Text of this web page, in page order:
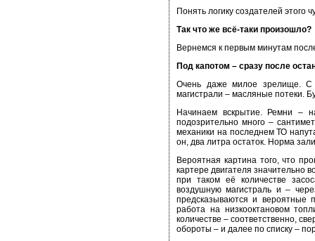
Понять логику создателей этого
Так что же всё-таки произошло?
Вернемся к первым минутам
Под капотом – сразу после
Очень даже милое зрелище. С
магистрали – масляные потеки.
Начинаем вскрытие. Ремни –
подозрительно много –
механики на последнем ТО
он, два литра остаток. Норма
Вероятная картина того, что
картере двигателя значительно
при таком её количестве
воздушную магистраль и –
предсказываются и вероятные
работа на низкооктановом
количестве – соответственно,
обороты – и далее по списку –